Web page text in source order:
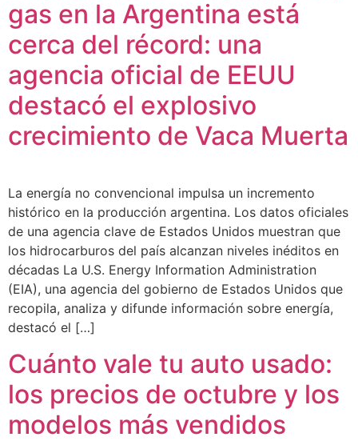
gas en la Argentina está
cerca del récord: una
agencia oficial de EEUU
destacó el explosivo
crecimiento de Vaca Muerta
La energía no convencional impulsa un incremento
histórico en la producción argentina. Los datos oficiales
de una agencia clave de Estados Unidos muestran que
los hidrocarburos del país alcanzan niveles inéditos en
décadas La U.S. Energy Information Administration
(EIA), una agencia del gobierno de Estados Unidos que
recopila, analiza y difunde información sobre energía,
destacó el […]
Cuánto vale tu auto usado:
los precios de octubre y los
modelos más vendidos